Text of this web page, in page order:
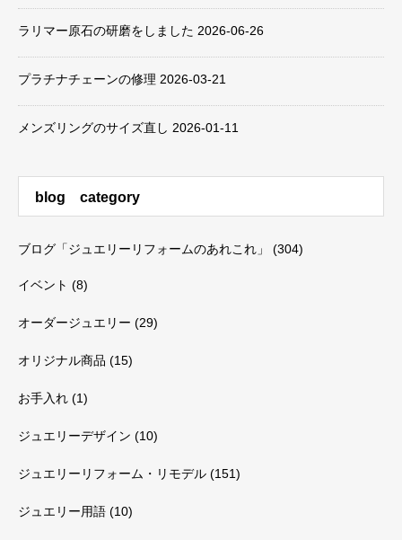
ラリマー原石の研磨をしました 2026-06-26
プラチナチェーンの修理 2026-03-21
メンズリングのサイズ直し 2026-01-11
blog category
ブログ「ジュエリーリフォームのあれこれ」 (304)
イベント (8)
オーダージュエリー (29)
オリジナル商品 (15)
お手入れ (1)
ジュエリーデザイン (10)
ジュエリーリフォーム・リモデル (151)
ジュエリー用語 (10)